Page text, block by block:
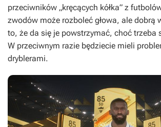
przeciwników „kręcących kółka” z
zwodów może rozboleć głowa, ale dobrą
to, że da się je powstrzymać, choć trzeba
W przeciwnym razie będziecie mieli
dryblerami.